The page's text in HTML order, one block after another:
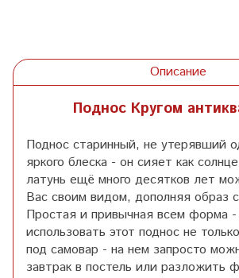
Описание
Поднос Кругом
Поднос старинный, не утерявший
яркого блеска - он сияет как
латунь ещё много десятков лет
Вас своим видом, дополняя образ
Простая и привычная всем форма -
использовать этот поднос не
под самовар - на нем запросто
завтрак в постель или разложить